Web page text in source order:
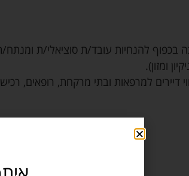
בכפוף להנחיות עובד/ת סוציאלי/ת
ומזון).
דיירים למרפאות ובתי מרקחת, רופאים,